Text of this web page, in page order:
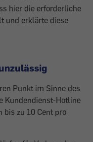
hier die erforderliche
und erklärte diese
Punkt im Sinne des
Kundendienst-Hotline
bis zu 10 Cent pro